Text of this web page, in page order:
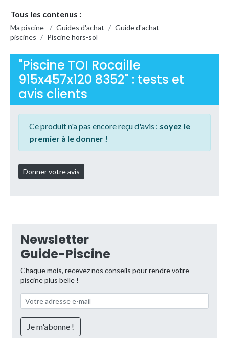
Tous les contenus :
Ma piscine / Guides d'achat / Guide d'achat
piscines / Piscine hors-sol
"Piscine TOI Rocaille
915x457x120 8352" : tests et
avis clients
Ce produit n'a pas encore reçu d'avis : soyez le
premier à le donner !
Newsletter
Guide-Piscine
Chaque mois, recevez nos conseils pour rendre votre
piscine plus belle !